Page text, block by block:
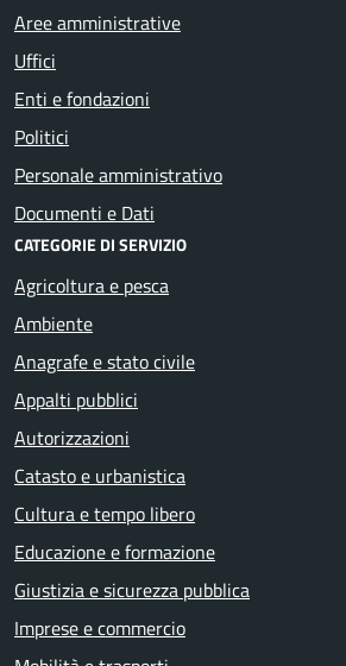
Aree amministrative
Uffici
Enti e fondazioni
Politici
Personale amministrativo
Documenti e Dati
CATEGORIE DI SERVIZIO
Agricoltura e pesca
Ambiente
Anagrafe e stato civile
Appalti pubblici
Autorizzazioni
Catasto e urbanistica
Cultura e tempo libero
Educazione e formazione
Giustizia e sicurezza pubblica
Imprese e commercio